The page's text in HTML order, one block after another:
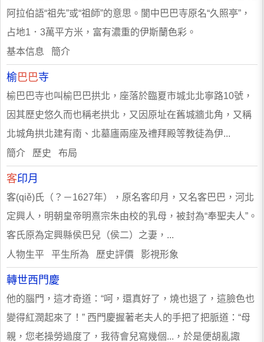
阿拉伯語“祖先”或“祖師”的意思。閬中巴巴寺原名“久照亭”，
占地1．3萬平方米，富有濃重的伊斯蘭色彩。
基本信息 簡介
榆巴巴寺
榆巴巴寺也叫榆巴巴拱北，座落於臨夏市城北北寧路10號，
因其歷史悠久而也稱老拱北，又因原址在舊城牆北角，又稱
北城角拱北建有南、北墓廬兩座及禮拜殿等教徒為伊...
簡介 歷史 布局
客印月
客(qiě)氏（？－1627年），原名客印月，又名客巴巴，河北
定興人，明朝皇帝明熹宗朱由校的乳母，被封為“奉聖夫人”。
客氏原為定興縣侯巴兒（侯二）之妻，...
人物生平 平生所為 歷史評價 影視形象
轉世西門慶
他的腦門，這才奇道：“呵，還真好了，燒也退了，這臉色也
變得紅潤起來了！” 西門慶握著老夫人的手把了把脈道：“母
親，您老操勞過度了，我待會兒寫幾個...，於是便胡亂諏